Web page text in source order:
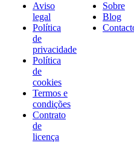
Aviso
legal
Política
de
privacidade
Política
de
cookies
Termos e
condições
Contrato
de
licença
Sobre
Blog